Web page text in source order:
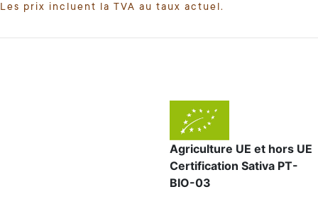
Les prix incluent la TVA au taux actuel.
Agriculture UE et hors UE
Certification Sativa PT-
BIO-03